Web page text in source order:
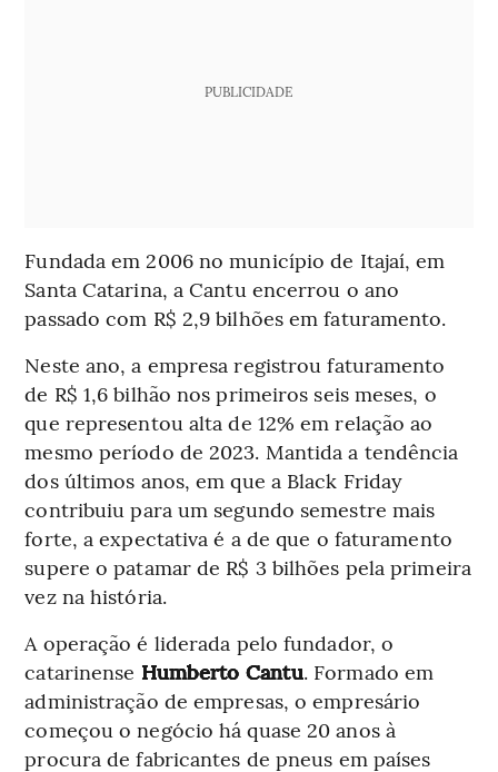
PUBLICIDADE
Fundada em 2006 no município de Itajaí, em
Santa Catarina, a Cantu encerrou o ano
passado com R$ 2,9 bilhões em faturamento.
Neste ano, a empresa registrou faturamento
de R$ 1,6 bilhão nos primeiros seis meses, o
que representou alta de 12% em relação ao
mesmo período de 2023. Mantida a tendência
dos últimos anos, em que a Black Friday
contribuiu para um segundo semestre mais
forte, a expectativa é a de que o faturamento
supere o patamar de R$ 3 bilhões pela primeira
vez na história.
A operação é liderada pelo fundador, o
catarinense Humberto Cantu. Formado em
administração de empresas, o empresário
começou o negócio há quase 20 anos à
procura de fabricantes de pneus em países